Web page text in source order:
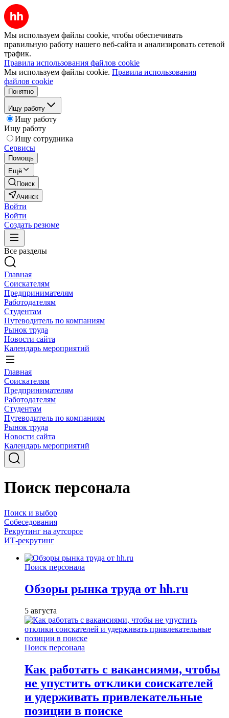
Мы используем файлы cookie, чтобы обеспечивать
правильную работу нашего веб-сайта и анализировать сетевой
трафик.
Правила использования файлов cookie
Мы используем файлы cookie. Правила использования
файлов cookie
Понятно
Ищу работу
Ищу работу
Ищу работу
Ищу сотрудника
Сервисы
Помощь
Ещё
Поиск
Ачинск
Войти
Войти
Создать резюме
Все разделы
Главная
Соискателям
Предпринимателям
Работодателям
Студентам
Путеводитель по компаниям
Рынок труда
Новости сайта
Календарь мероприятий
Главная
Соискателям
Предпринимателям
Работодателям
Студентам
Путеводитель по компаниям
Рынок труда
Новости сайта
Календарь мероприятий
Поиск персонала
Поиск и выбор
Собеседования
Рекрутинг на аутсорсе
ИТ-рекрутинг
Поиск персонала
Обзоры рынка труда от hh.ru
5 августа
Поиск персонала
Как работать с вакансиями, чтобы
не упустить отклики соискателей
и удерживать привлекательные
позиции в поиске